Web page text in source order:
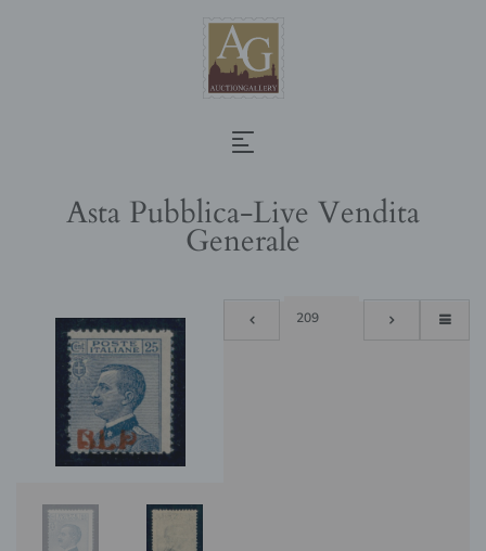
Asta Pubblica-Live Vendita
Generale